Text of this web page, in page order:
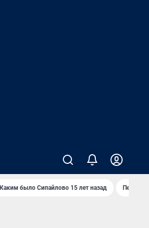
Каким было Сипайлово 15 лет назад